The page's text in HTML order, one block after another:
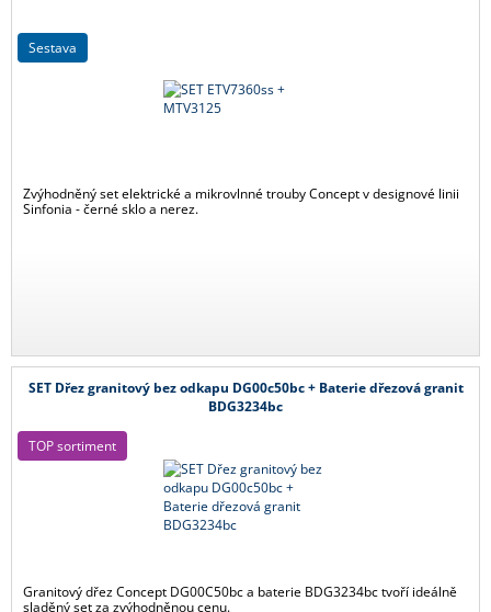
Zvýhodněný set elektrické a mikrovlnné trouby Concept v designové linii
Sinfonia - černé sklo a nerez.
sestava
SET Dřez granitový bez odkapu DG00c50bc + Baterie dřezová granit
BDG3234bc
Granitový dřez Concept DG00C50bc a baterie BDG3234bc tvoří ideálně
sladěný set za zvýhodněnou cenu.
TOP sortiment